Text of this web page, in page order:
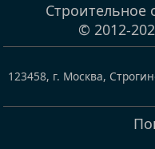
Строительное
© 2012-
123458, г. Москва,